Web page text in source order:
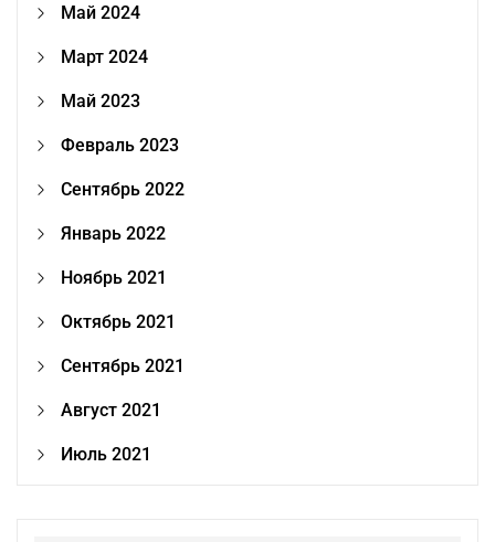
Май 2024
Март 2024
Май 2023
Февраль 2023
Сентябрь 2022
Январь 2022
Ноябрь 2021
Октябрь 2021
Сентябрь 2021
Август 2021
Июль 2021